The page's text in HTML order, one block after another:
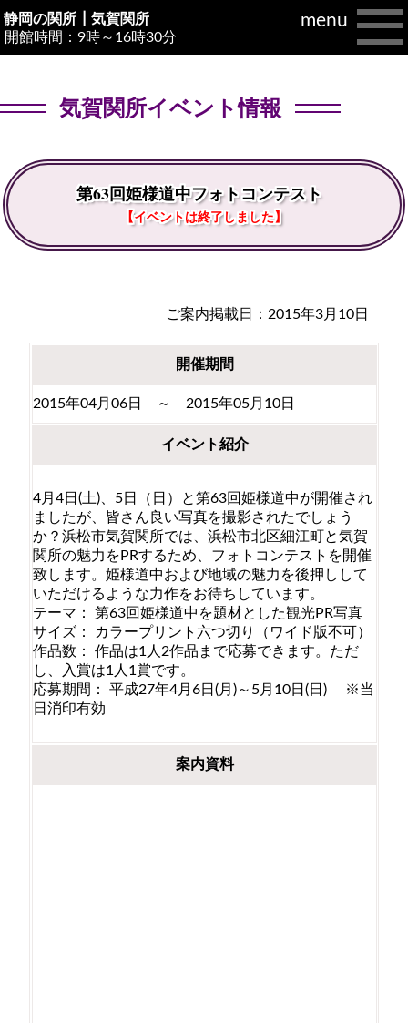
静岡の関所┃気賀関所
開館時間：9時～16時30分
menu
気賀関所イベント情報
第63回姫様道中フォトコンテスト
【イベントは終了しました】
ご案内掲載日：2015年3月10日
開催期間
2015年04月06日 ～ 2015年05月10日
イベント紹介
4月4日(土)、5日（日）と第63回姫様道中が開催され
ましたが、皆さん良い写真を撮影されたでしょう
か？浜松市気賀関所では、浜松市北区細江町と気賀
関所の魅力をPRするため、フォトコンテストを開催
致します。姫様道中および地域の魅力を後押しして
いただけるような力作をお待ちしています。
テーマ： 第63回姫様道中を題材とした観光PR写真
サイズ： カラープリント六つ切り（ワイド版不可）
作品数： 作品は1人2作品まで応募できます。ただ
し、入賞は1人1賞です。
応募期間： 平成27年4月6日(月)～5月10日(日) ※当
日消印有効
案内資料